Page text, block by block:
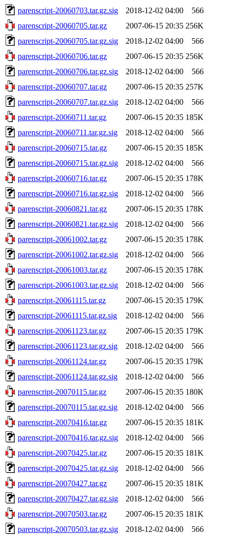
parenscript-20060703.tar.gz.sig
2018-12-02 04:00
566
parenscript-20060705.tar.gz
2007-06-15 20:35 256K
parenscript-20060705.tar.gz.sig
2018-12-02 04:00
566
parenscript-20060706.tar.gz
2007-06-15 20:35 256K
parenscript-20060706.tar.gz.sig
2018-12-02 04:00
566
parenscript-20060707.tar.gz
2007-06-15 20:35 257K
parenscript-20060707.tar.gz.sig
2018-12-02 04:00
566
parenscript-20060711.tar.gz
2007-06-15 20:35 185K
parenscript-20060711.tar.gz.sig
2018-12-02 04:00
566
parenscript-20060715.tar.gz
2007-06-15 20:35 185K
parenscript-20060715.tar.gz.sig
2018-12-02 04:00
566
parenscript-20060716.tar.gz
2007-06-15 20:35 178K
parenscript-20060716.tar.gz.sig
2018-12-02 04:00
566
parenscript-20060821.tar.gz
2007-06-15 20:35 178K
parenscript-20060821.tar.gz.sig
2018-12-02 04:00
566
parenscript-20061002.tar.gz
2007-06-15 20:35 178K
parenscript-20061002.tar.gz.sig
2018-12-02 04:00
566
parenscript-20061003.tar.gz
2007-06-15 20:35 178K
parenscript-20061003.tar.gz.sig
2018-12-02 04:00
566
parenscript-20061115.tar.gz
2007-06-15 20:35 179K
parenscript-20061115.tar.gz.sig
2018-12-02 04:00
566
parenscript-20061123.tar.gz
2007-06-15 20:35 179K
parenscript-20061123.tar.gz.sig
2018-12-02 04:00
566
parenscript-20061124.tar.gz
2007-06-15 20:35 179K
parenscript-20061124.tar.gz.sig
2018-12-02 04:00
566
parenscript-20070115.tar.gz
2007-06-15 20:35 180K
parenscript-20070115.tar.gz.sig
2018-12-02 04:00
566
parenscript-20070416.tar.gz
2007-06-15 20:35 181K
parenscript-20070416.tar.gz.sig
2018-12-02 04:00
566
parenscript-20070425.tar.gz
2007-06-15 20:35 181K
parenscript-20070425.tar.gz.sig
2018-12-02 04:00
566
parenscript-20070427.tar.gz
2007-06-15 20:35 181K
parenscript-20070427.tar.gz.sig
2018-12-02 04:00
566
parenscript-20070503.tar.gz
2007-06-15 20:35 181K
parenscript-20070503.tar.gz.sig
2018-12-02 04:00
566